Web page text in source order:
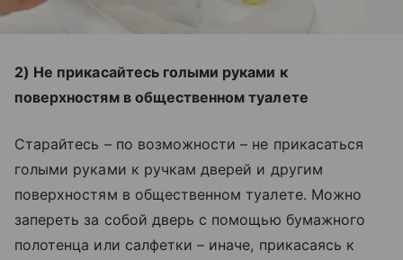
2) Не прикасайтесь голыми руками к
поверхностям в общественном туалете
Старайтесь – по возможности – не прикасаться
голыми руками к ручкам дверей и другим
поверхностям в общественном туалете. Можно
запереть за собой дверь с помощью бумажного
полотенца или салфетки – иначе, прикасаясь к